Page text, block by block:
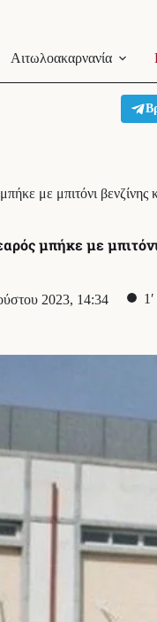
Αιτωλοακαρνανία
με μπιτόνι βενζίνης
μπήκε με
2023, 14:34
1′